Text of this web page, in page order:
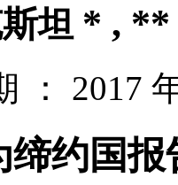
坦 * , **
： 2017
缔约国